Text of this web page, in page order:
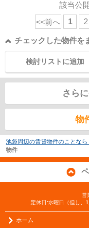
該当公
<<前へ 1 2
チェックした物件を
検討リストに追加
さら
物
池袋周辺の賃貸物件のことな
物件
営
定休日:水曜日（但し、
ホーム